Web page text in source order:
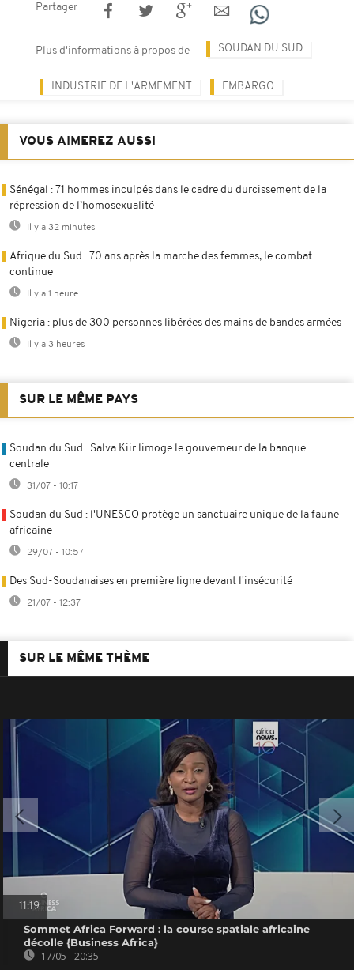
Partager
Plus d'informations à propos de SOUDAN DU SUD
INDUSTRIE DE L'ARMEMENT EMBARGO
VOUS AIMEREZ AUSSI
Sénégal : 71 hommes inculpés dans le cadre du durcissement de la
répression de l’homosexualité
Il y a 32 minutes
Afrique du Sud : 70 ans après la marche des femmes, le combat
continue
Il y a 1 heure
Nigeria : plus de 300 personnes libérées des mains de bandes armées
Il y a 3 heures
SUR LE MÊME PAYS
Soudan du Sud : Salva Kiir limoge le gouverneur de la banque
centrale
31/07 - 10:17
Soudan du Sud : l'UNESCO protège un sanctuaire unique de la faune
africaine
29/07 - 10:57
Des Sud-Soudanaises en première ligne devant l'insécurité
21/07 - 12:37
SUR LE MÊME THÈME
11:19
Sommet Africa Forward : la course spatiale africaine
décolle {Business Africa}
17/05 - 20:35